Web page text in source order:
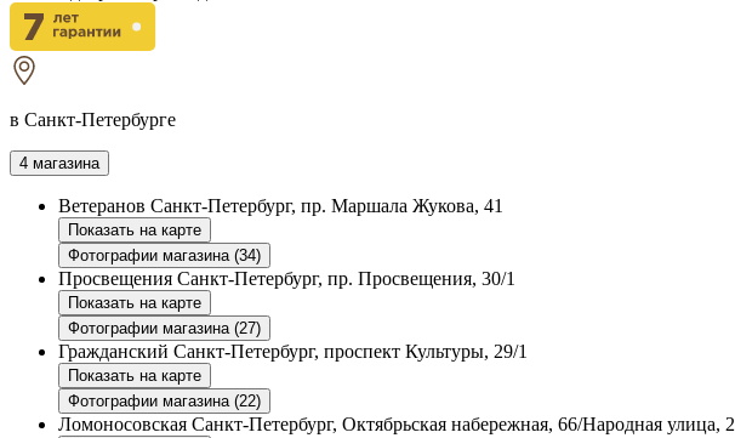
в Санкт-Петербурге
4 магазина
Ветеранов Санкт-Петербург, пр. Маршала Жукова, 41
Показать на карте
Фотографии магазина (34)
Просвещения Санкт-Петербург, пр. Просвещения, 30/1
Показать на карте
Фотографии магазина (27)
Гражданский Санкт-Петербург, проспект Культуры, 29/1
Показать на карте
Фотографии магазина (22)
Ломоносовская Санкт-Петербург, Октябрьская набережная, 66/Народная улица, 2